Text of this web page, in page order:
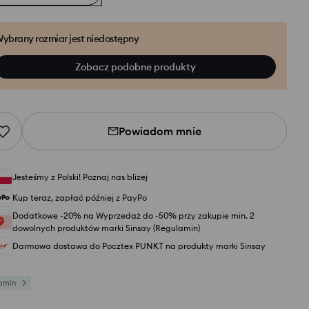
rozmiar jest niedostępny
Zobacz podobne produkty
Powiadom mnie
Jesteśmy z Polski! Poznaj nas bliżej
Kup teraz, zapłać później z PayPo
Dodatkowe -20% na Wyprzedaż do -50% przy zakupie min. 2
dowolnych produktów marki Sinsay (Regulamin)
Darmowa dostawa do Pocztex PUNKT na produkty marki Sinsay